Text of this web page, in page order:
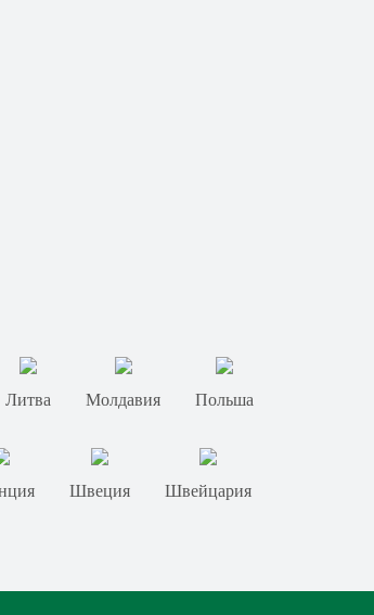
Литва Молдавия Польша
Швеция Швейцария